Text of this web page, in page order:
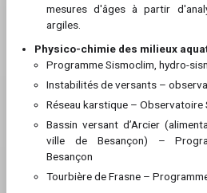
mesures d'âges à partir
argiles.
Physico-chimie des milieux
Programme Sismoclim, hydro-
Instabilités de versants –
Réseau karstique – Observatoire
Bassin versant d’Arcier
ville de Besançon) –
Besançon
Tourbière de Frasne –